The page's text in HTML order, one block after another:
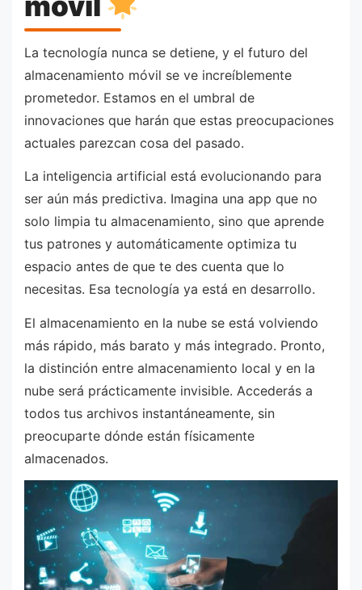
La tecnología nunca se detiene, y el futuro del
almacenamiento móvil se ve increíblemente
prometedor. Estamos en el umbral de
innovaciones que harán que estas preocupaciones
actuales parezcan cosa del pasado.
La inteligencia artificial está evolucionando para
ser aún más predictiva. Imagina una app que no
solo limpia tu almacenamiento, sino que aprende
tus patrones y automáticamente optimiza tu
espacio antes de que te des cuenta que lo
necesitas. Esa tecnología ya está en desarrollo.
El almacenamiento en la nube se está volviendo
más rápido, más barato y más integrado. Pronto,
la distinción entre almacenamiento local y en la
nube será prácticamente invisible. Accederás a
todos tus archivos instantáneamente, sin
preocuparte dónde están físicamente
almacenados.